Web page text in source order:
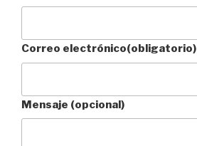
Correo electrónico(obligatorio)
Mensaje (opcional)